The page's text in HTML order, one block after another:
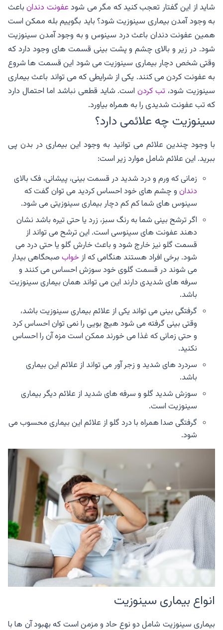
شاید از این گفتار تعجب کنید که مگر می شودعفونت دندانباعث
به وجود آمدن بیماری سینوزیت شود؟ باید بگوییم بله ممکن است
همین عفونت دندان باعث درد سینوس و به وجود آمدن سینوزیت
شود. در زیر و بالای چشم و پشت بینی قسمت های وجود دارد که
وقتی شخص دچار بیماری سینوزیت می شود این قسمت ها شروع
به عفونت کردن می کنند. یکی از شرایطی که می تواند باعث بیماری
سینوزیت شود، تب کردناست. شاید قطعی نباشد اما احتمال دارد
که تب عفونت شدیدی را به همراه بیاورد.
سینوزیت چه علائمی دارد؟
با وجود چندین علائم می توانید به وجود این بیماری در بدن پی
ببرید. این علائم شامل موارد زیر است:
زمانی که ورم و درد شدید در قسمت بینی، پیشانی، فک بالای
دندان و چشم های خود احساس کردید می توان گفت که
سینوس های شما کم کم دچار بیماری سینوزیتی می شود.
اگر ترشح بینی شما به رنگ سبز، زرد یا حتی تیره باشد نشان
دهند عفونت های سینوسی است. این ترشح می تواند از
قسمت گلو نیز خارج شود و باعث خارش گلو یا حتی درد می
شود. برخی افراد هستند هنگامی که از خواب صبحگاهی بیدار
می شوند در قسمت گلوی خود سوزش احساس می کنند و
سرفه های شدیدی دارند این می تواند همان بیماری سینوزیت
باشد.
گرفتگی بینی می تواند یکی از علائم بیماری سینوزیت باشد،
وقتی بینی گرفته می شود هیچ بویی را نمی توان احساس کرد
و حتی زمانی که غذا می خورند ممکن است مزه آن را احساس
نکنید.
سردرد های شدید و زجر آور می تواند از علائم این بیماری
باشد.
سوزش شدید گلو و سرفه های شدید از علائم دیگر بیماری
سینوزیت است.
گرفتگی صدا همراه با درد گلو از علائم این بیماری محسوب می
شود.
انواع بیماری سینوزیت
بیماری سینوزیت شامل دو نوع حاد و مزمن است که بهبود آن ها با